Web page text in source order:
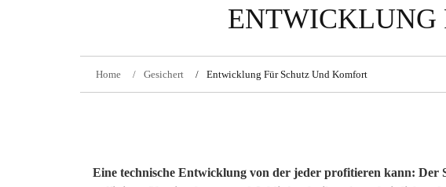
ENTWICKLUNG
Home Gesichert Entwicklung Für Schutz Und Komfort
Eine technische Entwicklung von der jeder profitieren kann: Der